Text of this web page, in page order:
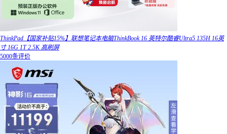
ThinkPad【国家补贴15%】联想笔记本电脑ThinkBook 16 英特尔酷睿Ultra5 135H 16英
寸 16G 1T 2.5K 高刷屏
5000条评价